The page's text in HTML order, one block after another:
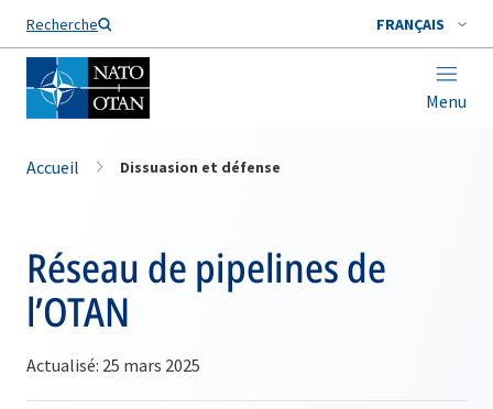
Recherche FRANÇAIS
Menu
Nom de famille*
Accueil Dissuasion et défense
Réseau de pipelines de
l’OTAN
Actualisé: 25 mars 2025